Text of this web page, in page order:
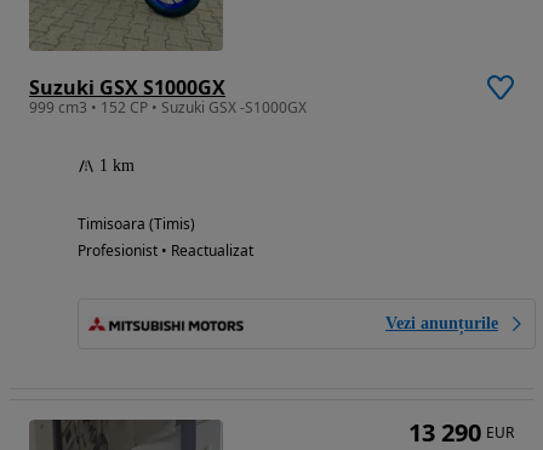
Suzuki GSX S1000GX
999 cm3 • 152 CP • Suzuki GSX -S1000GX
1 km
Timisoara (Timis)
Profesionist • Reactualizat
Vezi anunțurile
13 290 EUR